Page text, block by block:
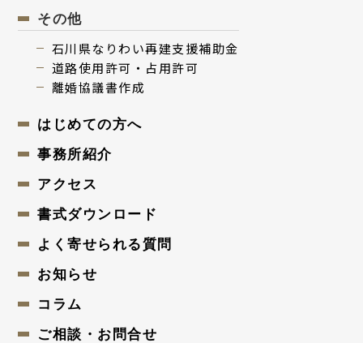
その他
⽯川県なりわい再建⽀援補助⾦
道路使用許可・占用許可
離婚協議書作成
はじめての⽅へ
事務所紹介
アクセス
書式ダウンロード
よく寄せられる質問
お知らせ
コラム
ご相談・お問合せ